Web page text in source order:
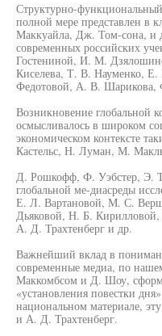
Структурно-
полной мере представлен в
Маккуайла, Дж. Том-сона, и
современных российских
Гостениной, И. М.
Киселева, Т. В. Науменко,
Федотовой, А. В.
Возникновение глобальной
осмысливалось в широком
экономическом контексте
Кастельс, Н. Луман, М.
Д. Рошкофф, Ф. Уэбстер, Э.
глобальной ме-диасреды
Е. Л. Вартановой, М. С.
Дьяковой, Н. Б.
А. Д. Трахтенберг и др.
Важнейший вклад в
современные медиа, по
Маккомбсом и Д. Шоу,
«установления повестки
национальном материале,
и А. Д. Трахтенберг.